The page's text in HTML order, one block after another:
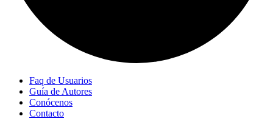
Faq de Usuarios
Guía de Autores
Conócenos
Contacto